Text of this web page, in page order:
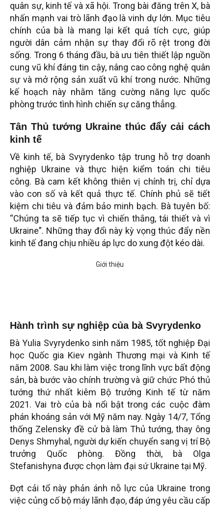
quân sự, kinh tế và xã hội. Trong bài đăng trên X, bà
nhấn mạnh vai trò lãnh đạo là vinh dự lớn. Mục tiêu
chính của bà là mang lại kết quả tích cực, giúp
người dân cảm nhận sự thay đổi rõ rệt trong đời
sống. Trong 6 tháng đầu, bà ưu tiên thiết lập nguồn
cung vũ khí đáng tin cậy, nâng cao công nghệ quân
sự và mở rộng sản xuất vũ khí trong nước. Những
kế hoạch này nhằm tăng cường năng lực quốc
phòng trước tình hình chiến sự căng thẳng.
Tân Thủ tướng Ukraine thúc đẩy cải cách
kinh tế
Về kinh tế, bà Svyrydenko tập trung hỗ trợ doanh
nghiệp Ukraine và thực hiện kiểm toán chi tiêu
công. Bà cam kết không thiên vị chính trị, chỉ dựa
vào con số và kết quả thực tế. Chính phủ sẽ tiết
kiệm chi tiêu và đảm bảo minh bạch. Bà tuyên bố:
“Chúng ta sẽ tiếp tục vì chiến thắng, tái thiết và vì
Ukraine”. Những thay đổi này kỳ vọng thúc đẩy nền
kinh tế đang chịu nhiều áp lực do xung đột kéo dài.
Hành trình sự nghiệp của bà Svyrydenko
Bà Yulia Svyrydenko sinh năm 1985, tốt nghiệp Đại
học Quốc gia Kiev ngành Thương mại và Kinh tế
năm 2008. Sau khi làm việc trong lĩnh vực bất động
sản, bà bước vào chính trường và giữ chức Phó thủ
tướng thứ nhất kiêm Bộ trưởng Kinh tế từ năm
2021. Vai trò của bà nổi bật trong các cuộc đàm
phán khoáng sản với Mỹ năm nay. Ngày 14/7, Tổng
thống Zelensky đề cử bà làm Thủ tướng, thay ông
Denys Shmyhal, người dự kiến chuyển sang vị trí Bộ
trưởng Quốc phòng. Đồng thời, bà Olga
Stefanishyna được chọn làm đại sứ Ukraine tại Mỹ.
Đợt cải tổ này phản ánh nỗ lực của Ukraine trong
việc củng cố bộ máy lãnh đạo, đáp ứng yêu cầu cấp